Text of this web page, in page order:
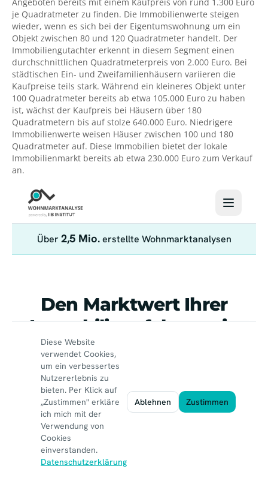
je Quadratmeter zu finden. Die Immobilienwerte steigen
wieder, wenn es sich bei der Eigentumswohnung um ein
Objekt zwischen 80 und 120 Quadratmeter handelt. Der
Immobiliengutachter erkennt in diesem Segment einen
durchschnittlichen Quadratmeterpreis von 2.000 Euro. Bei
städtischen Ein- und Zweifamilienhäusern variieren die
Kaufpreise teils stark. Während ein kleineres Objekt unter
100 Quadratmeter bereits ab etwa 105.000 Euro zu haben
ist, wächst der Kaufpreis bei Häusern über 180
Quadratmetern bis auf stolze 640.000 Euro. Niedrigere
Immobilienwerte weisen Häuser zwischen 100 und 180
Quadratmeter auf. Diese Immobilien bietet der lokale
Immobilienmarkt bereits ab etwa 230.000 Euro zum Verkauf
an.